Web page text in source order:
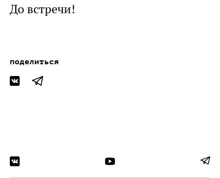
До встречи!
поделиться